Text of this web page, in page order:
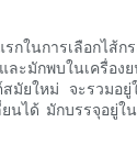
นการเลือกไส้
มักพบในเครื่อ
ใหม่ จะรวมอ
ได้ มักบรรจุอ